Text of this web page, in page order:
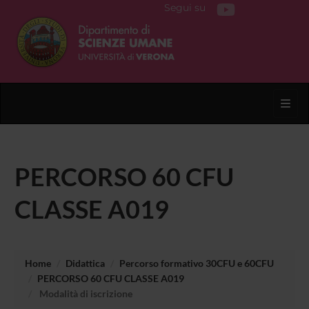
Segui su
PERCORSO 60 CFU
CLASSE A019
Home Didattica
Percorso formativo 30CFU e 60CFU
PERCORSO 60 CFU CLASSE A019
Modalità di iscrizione